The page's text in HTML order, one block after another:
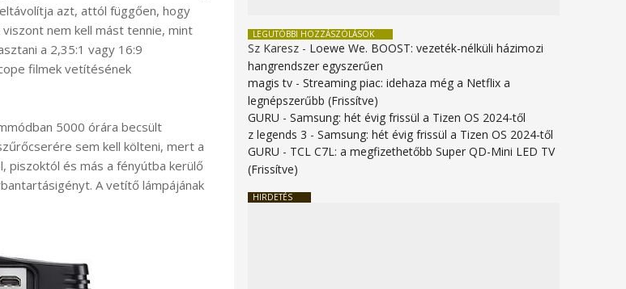
azt, attól függően, hogy
viszont nem kell mást tennie, mint
a 2,35:1 vagy 16:9
filmek vetítésének
5000 órára becsült
sem kell költeni, mert a
és más a fényútba kerülő
A vetítő lámpájának
LEGUTÓBBI HOZZÁSZÓLÁSOK
Sz Karesz - Loewe We. BOOST: vezeték-nélküli házimozi
hangrendszer egyszerűen
magis tv -Streaming piac: idehaza még a Netflix a
legnépszerűbb (Frissítve)
GURU -Samsung: hét évig frissül a Tizen OS 2024-től
z legends 3 -Samsung: hét évig frissül a Tizen OS 2024-től
GURU - TCL C7L: a megfizethetőbb Super QD-Mini LED TV
(Frissítve)
HIRDETÉS